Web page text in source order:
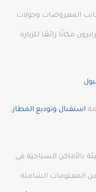
المعروضات وجولات
مكانًا رائعًا للزيارة
استقبال وتوديع المطار،
بالأماكن السياحية في
المعلومات الشاملة